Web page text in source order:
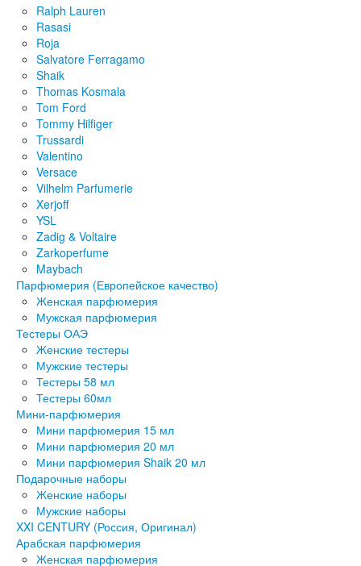
Ralph Lauren
Rasasi
Roja
Salvatore Ferragamo
Shaik
Thomas Kosmala
Tom Ford
Tommy Hilfiger
Trussardi
Valentino
Versace
Vilhelm Parfumerie
Xerjoff
YSL
Zadig & Voltaire
Zarkoperfume
Maybach
Парфюмерия (Европейское качество)
Женская парфюмерия
Мужская парфюмерия
Тестеры ОАЭ
Женские тестеры
Мужские тестеры
Тестеры 58 мл
Тестеры 60мл
Мини-парфюмерия
Мини парфюмерия 15 мл
Мини парфюмерия 20 мл
Мини парфюмерия Shaik 20 мл
Подарочные наборы
Женские наборы
Мужские наборы
XXI CENTURY (Россия, Оригинал)
Арабская парфюмерия
Женская парфюмерия